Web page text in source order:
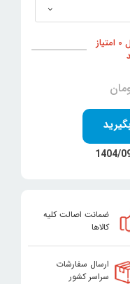
شما با خرید این محصول 0 امتیاز
ضمانت اصالت کلیه
کالاها
ارسال سفارشات
سراسر کشور